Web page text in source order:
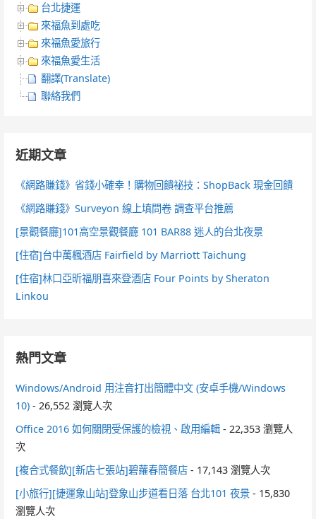
台北捷運
來福魚到處吃
來福魚愛旅行
來福魚愛生活
翻譯(Translate)
聯絡我們
近期文章
《網路賺錢》省錢小確幸！購物回饋祕技：ShopBack 現金回饋
《網路賺錢》Surveyon 線上填問卷 調查平台推薦
[景觀餐廳]101高空景觀餐廳 101 BAR88 迷人的台北夜景
[住宿]台中萬楓酒店 Fairfield by Marriott Taichung
[住宿]林口亞昕福朋喜來登酒店 Four Points by Sheraton
Linkou
熱門文章
Windows/Android 用注音打出簡體中文 (安卓手機/Windows
10) - 26,552 瀏覽人次
Office 2016 如何關閉受保護的檢視、啟用編輯 - 22,353 瀏覽人
次
[複合式餐飲][新店七張站]碧蘿春簡餐店 - 17,143 瀏覽人次
[小旅行][捷運象山站]登象山步道看日落 台北101 夜景 - 15,830
瀏覽人次